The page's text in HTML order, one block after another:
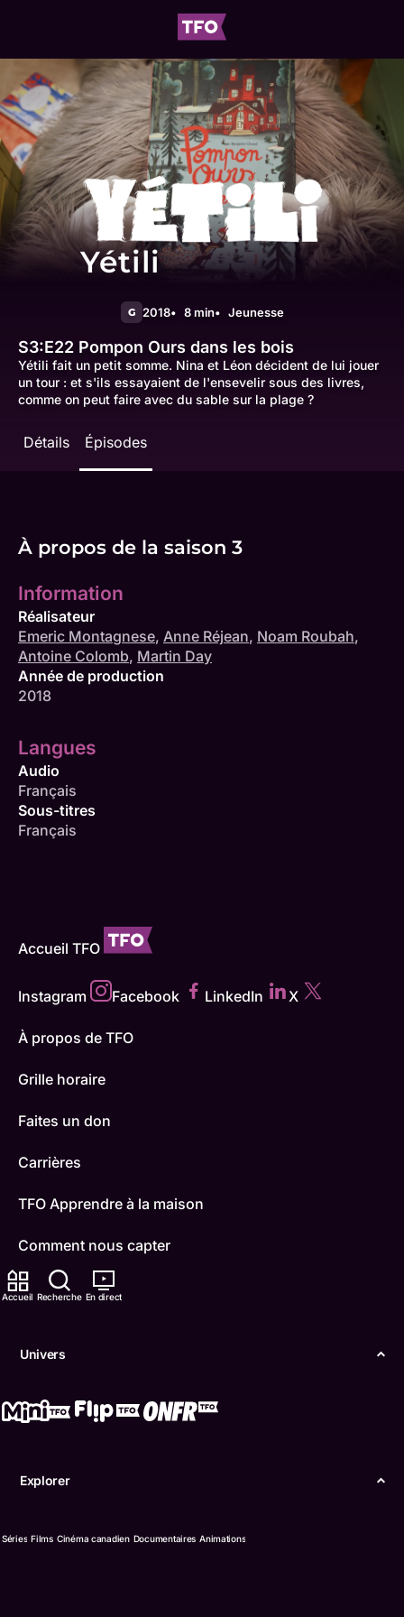
Accueil Recherche En direct
Univers
Explorer
Séries Films Cinéma canadien Documentaires Animations
Yétili
G 2018 8 min Jeunesse
S3:E22 Pompon Ours dans les bois
Yétili fait un petit somme. Nina et Léon décident de lui jouer
un tour : et s'ils essayaient de l'ensevelir sous des livres,
comme on peut faire avec du sable sur la plage ?
Détails Épisodes
À propos de la saison 3
Information
Réalisateur
Emeric Montagnese, Anne Réjean, Noam Roubah,
Antoine Colomb, Martin Day
Année de production
2018
Langues
Audio
Français
Sous-titres
Français
Accueil TFO
Instagram Facebook LinkedIn X
À propos de TFO
Grille horaire
Faites un don
Carrières
TFO Apprendre à la maison
Comment nous capter
Contactez-nous
Boukili
Accessibilité
Confidentialité